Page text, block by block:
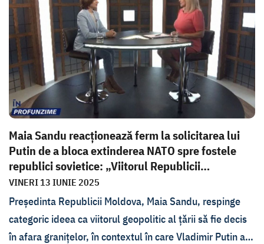
Rusia „în orice clipă poate provoca o criză și mai mare,
dacă îi servește această criză în planurile ei în Republica
Moldova”.
Maia Sandu reacționează ferm la solicitarea lui
Putin de a bloca extinderea NATO spre fostele
republici sovietice: „Viitorul Republicii
Moldova...
VINERI 13 IUNIE 2025
Președinta Republicii Moldova, Maia Sandu, respinge
categoric ideea ca viitorul geopolitic al țării să fie decis
în afara granițelor, în contextul în care Vladimir Putin ar